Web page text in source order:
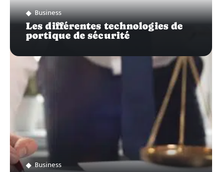
Business
Les différentes technologies de
portique de sécurité
Business